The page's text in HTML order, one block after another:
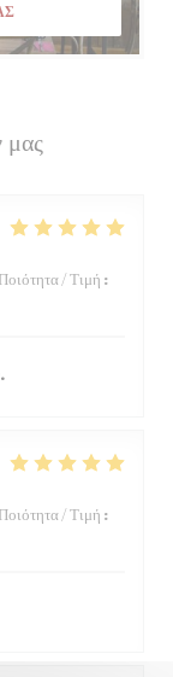
μας
Ποιότητα / Τιμή :
Ποιότητα / Τιμή :